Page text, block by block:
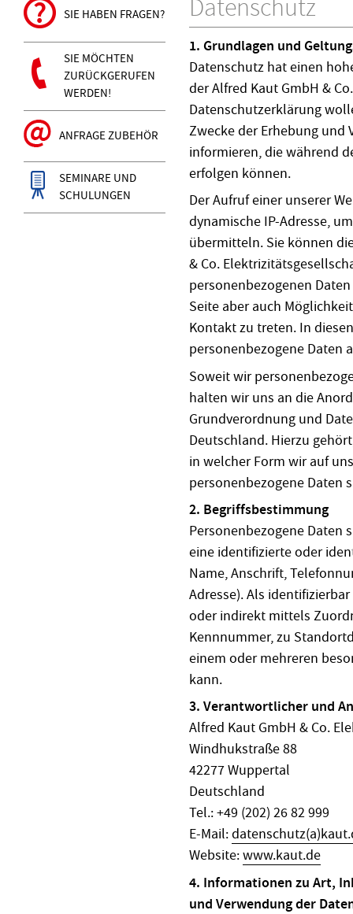
SIE HABEN FRAGEN?
SIE MÖCHTEN
ZURÜCKGERUFEN
WERDEN!
ANFRAGE ZUBEHÖR
SEMINARE UND
SCHULUNGEN
Datenschutz
1. Grundlagen und
Datenschutz hat einen
der Alfred Kaut GmbH &
Datenschutzerklärung
Zwecke der Erhebung und
informieren, die während
erfolgen können.
Der Aufruf einer unserer
dynamische IP-Adresse,
übermitteln. Sie können
& Co.
personenbezogenen
Seite aber auch
Kontakt zu treten. In
personenbezogene Daten
Soweit wir
halten wir uns an die
Grundverordnung und
Deutschland. Hierzu
in welcher Form wir auf
personenbezogene Daten
2. Begriffsbestimmung
Personenbezogene Daten
eine identifizierte oder
Name, Anschrift,
Adresse). Als
oder indirekt mittels
Kennnummer, zu
einem oder mehreren
kann.
3. Verantwortlicher und
Alfred Kaut GmbH & Co.
Windhukstraße 88
42277 Wuppertal
Deutschland
Tel.: +49 (202) 26 82 999
E-Mail:
Website:www.kaut.de
4. Informationen zu Art,
und Verwendung der